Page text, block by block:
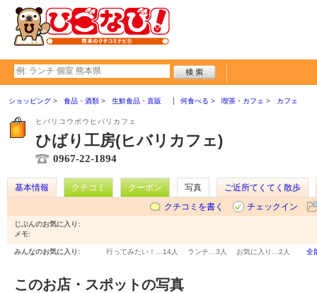
ショッピング 食品・酒類 生鮮食品・直販 何食べる 喫茶・カフェ カフェ
ヒバリコウボウヒバリカフェ
ひばり工房(ヒバリカフェ)
0967-22-1894
基本情報 クチコミ クーポン 写真
ご近所てくてく散歩
クチコミを書く
チェックイン
じぶんのお気に入り:
メモ:
みんなのお気に入り: 行ってみたい！… 14人 ランチ… 3人 お気に入り… 2人 全
このお店・スポットの写真